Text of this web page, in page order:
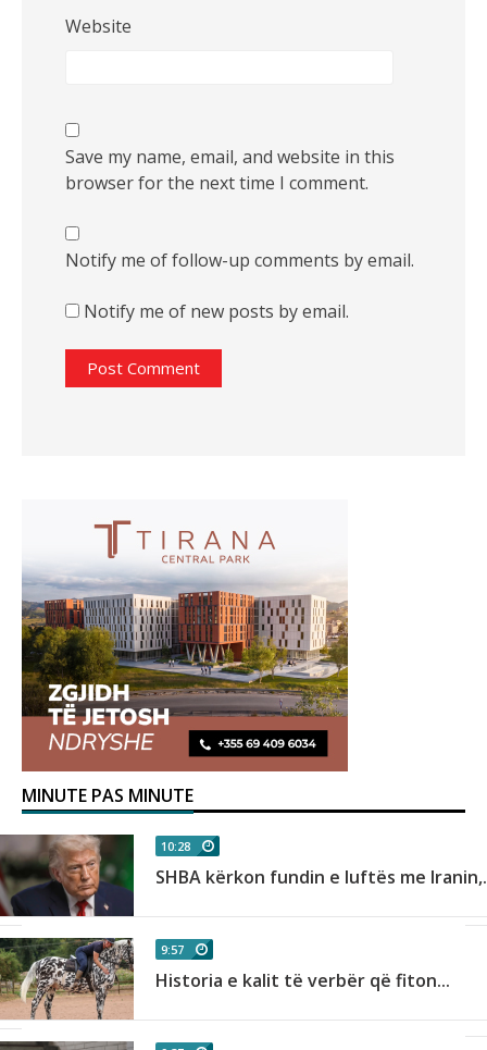
Website
Save my name, email, and website in this
browser for the next time I comment.
Notify me of follow-up comments by email.
Notify me of new posts by email.
MINUTE PAS MINUTE
10:28
SHBA kërkon fundin e luftës me
9:57
Historia e kalit të verbër që fiton...